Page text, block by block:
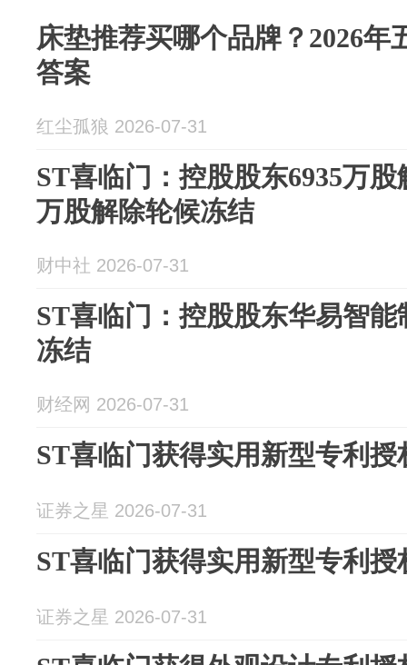
床垫推荐买哪个品牌？2026年
答案
红尘孤狼 2026-07-31
ST喜临门：控股股东6935万
万股解除轮候冻结
财中社 2026-07-31
ST喜临门：控股股东华易智能
冻结
财经网 2026-07-31
ST喜临门获得实用新型专利授
证券之星 2026-07-31
ST喜临门获得实用新型专利授
证券之星 2026-07-31